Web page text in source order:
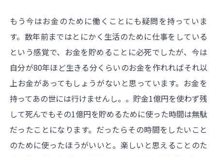
もう今はお金のために働くことにも疑問を持っていま
す。数年前まではとにかく生活のために仕事をしている
という感覚で、お金を貯めることに必死でしたが、今は
自分が80年ほど生きる分くらいのお金を作れればそれ以
上お金があってもしょうがないと思っています。お金を
持ってあの世には行けませんし。。貯金1億円を使わず残
して死んでもその1億円を貯めるために使った時間は無駄
だったことになります。だったらその時間をしたいこと
のために使ったほうがいいと。楽しいと思えることのた